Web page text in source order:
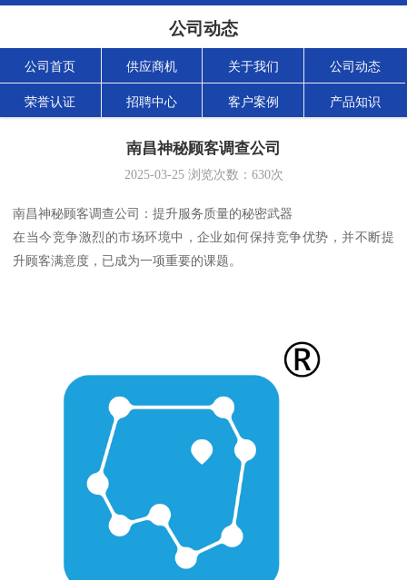
公司动态
公司首页 供应商机 关于我们 公司动态
荣誉认证 招聘中心 客户案例 产品知识
南昌神秘顾客调查公司
2025-03-25浏览次数： 630次
南昌神秘顾客调查公司：提升服务质量的秘密武器
在当今竞争激烈的市场环境中，企业如何保持竞争优势，并不断提
升顾客满意度，已成为一项重要的课题。